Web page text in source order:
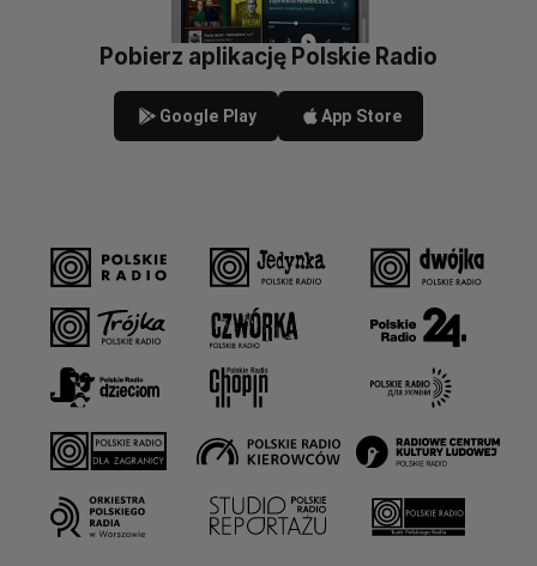
Pobierz aplikację Polskie Radio
Google Play App Store